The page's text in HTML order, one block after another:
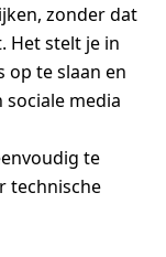
zonder dat
Het stelt je in
op te slaan en
media
te
technische